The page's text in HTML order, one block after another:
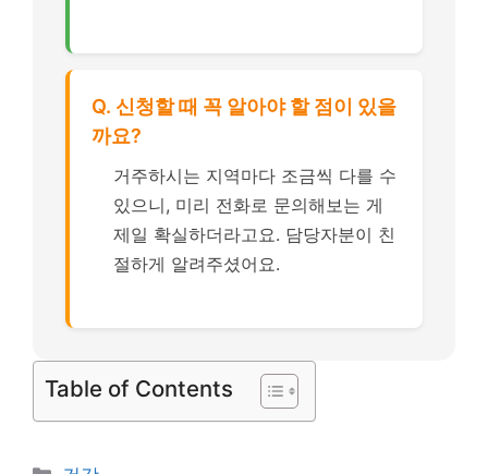
Q. 신청할 때 꼭 알아야 할 점이 있을
까요?
거주하시는 지역마다 조금씩 다를 수
있으니, 미리 전화로 문의해보는 게
제일 확실하더라고요. 담당자분이 친
절하게 알려주셨어요.
Table of Contents